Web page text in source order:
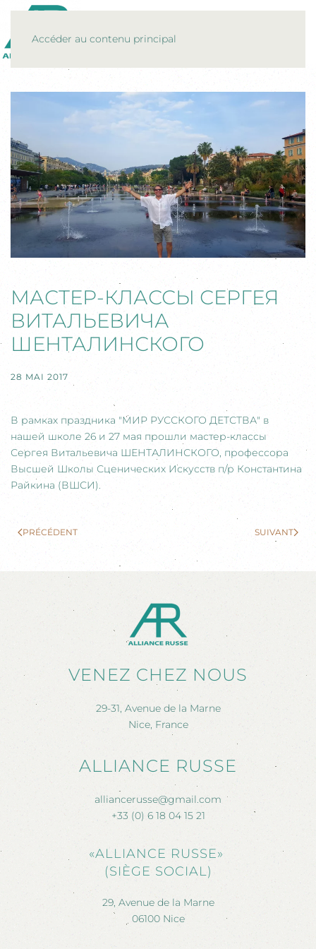
Accéder au contenu principal
МАСТЕР-КЛАССЫ СЕРГЕЯ
ВИТАЛЬЕВИЧА
ШЕНТАЛИНСКОГО
28 MAI 2017
В рамках праздника "МИР РУССКОГО ДЕТСТВА" в
нашей школе 26 и 27 мая прошли мастер-классы
Сергея Витальевича ШЕНТАЛИНСКОГО, профессора
Высшей Школы Сценических Искусств п/р Константина
Райкина (ВШСИ).
PRÉCÉDENT SUIVANT
VENEZ CHEZ NOUS
29-31, Avenue de la Marne
Nice, France
ALLIANCE RUSSE
alliancerusse@gmail.com
+33 (0) 6 18 04 15 21
«ALLIANCE RUSSE»
(SIÈGE SOCIAL)
29, Avenue de la Marne
06100 Nice